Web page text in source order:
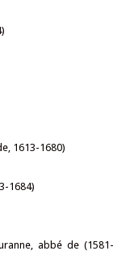
1613-1680)
1684)
abbé de (1581-